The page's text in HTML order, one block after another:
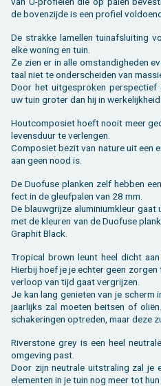
de bo­ven­zij­de is een pro­fiel
De strak­ke la­mel­len tuin­af­slui­ting
elke wo­ning en tuin.
Ze zien er in alle om­stan­dig­he­den
taal niet te on­der­schei­den van
Door het uit­ge­spro­ken per­spec­tief
uw tuin gro­ter dan hij in wer­ke­lijk­heid
Hout­com­po­siet hoeft nooit meer
le­vens­duur te ver­len­gen.
Com­po­siet bezit van na­tu­re uit een
aan geen nood is.
De Duo­fu­se plan­ken zelf heb­ben
fect in de gleuf­pa­len van 28 mm.
De blauw­grij­ze alu­mi­ni­um­kleur
met de kleu­ren van de Duo­fu­se
Grap­hit Black.
Tro­pi­cal brown leunt heel dicht
Hier­bij hoef je je ech­ter geen
ver­loop van tijd gaat ver­grij­zen.
Je kan lang ge­nie­ten van je
jaar­lijks zal moe­ten beit­sen of
scha­ke­rin­gen op­tre­den, maar deze
Ri­ver­sto­ne grey is een heel
om­ge­ving past.
Door zijn neu­tra­le uit­stra­ling zal je
ele­men­ten in je tuin nog meer tot